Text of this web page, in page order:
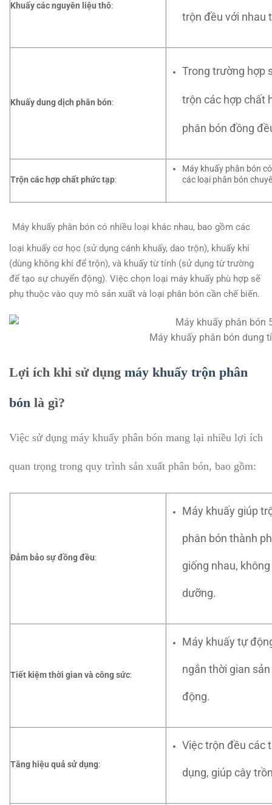
Khuấy các nguyên liệu thô:
trộn đều với nhau
Khuấy dung dịch phân bón:
Trong trường hợp
trộn các hợp chất
phân bón đồng
Trộn các hợp chất phức tạp:
Máy khuấy phân bón
các loại phân bón
Máy khuấy phân bón có nhiều loại khác nhau, bao gồm các
loại khuấy cơ học (sử dụng cánh khuấy, dao trộn), khuấy khí
(dùng không khí để trộn), và khuấy từ tính (sử dụng từ trường
để tạo sự chuyển động). Việc chọn loại máy khuấy phù hợp sẽ
phụ thuộc vào quy mô sản xuất và loại phân bón cần chế biến.
Máy khuấy phân bón dung
Lợi ích khi sử dụng máy khuấy trộn phân
bón là gì?
Việc sử dụng máy khuấy phân bón mang lại nhiều lợi ích
quan trọng trong quy trình sản xuất phân bón, bao gồm:
Đảm bảo sự đồng đều:
Máy khuấy giúp
phân bón thành
giống nhau,
dưỡng.
Tiết kiệm thời gian và công sức:
Máy khuấy tự
ngắn thời gian
động.
Tăng hiệu quả sử dụng:
Việc trộn đều các
dụng, giúp cây